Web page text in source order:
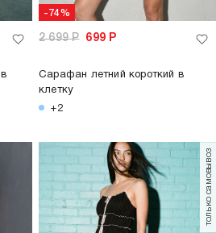
-74%
2 699Р 699 Р
Сарафан летний короткий в
клетку
+2
только самовывоз